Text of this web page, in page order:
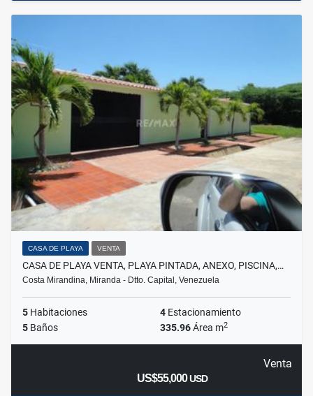
CASA DE PLAYA VENTA
CASA DE PLAYA VENTA, PLAYA PINTADA, ANEXO, PISCINA,…
Costa Mirandina, Miranda - Dtto. Capital, Venezuela
5 Habitaciones 4 Estacionamiento
5 Baños 335.96Área m2
Venta
US$55,000USD